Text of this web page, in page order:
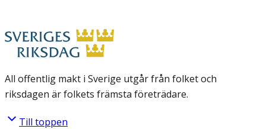
All offentlig makt i Sverige utgår från folket och
riksdagen är folkets främsta företrädare.
Till toppen